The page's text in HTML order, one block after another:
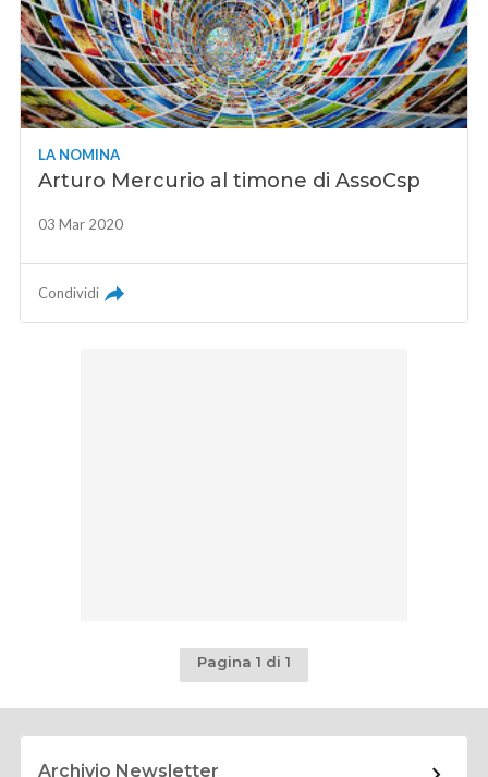
LA NOMINA
Arturo Mercurio al timone di AssoCsp
03 Mar 2020
Condividi
Pagina 1 di 1
Archivio Newsletter